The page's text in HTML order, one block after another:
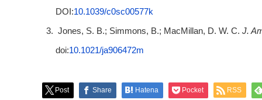
DOI:10.1039/c0sc00577k
Jones, S. B.; Simmons, B.; MacMillan, D. W. C. J.
doi:10.1021/ja906472m
Post Share Hatena Pocket RSS